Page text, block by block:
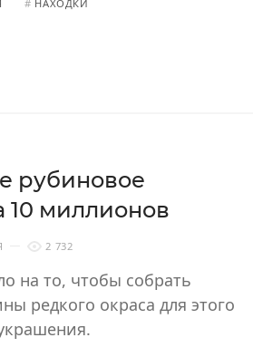
# НАХОДКИ
рубиновое
10 миллионов
2 732
на то, чтобы собрать
редкого окраса для этого